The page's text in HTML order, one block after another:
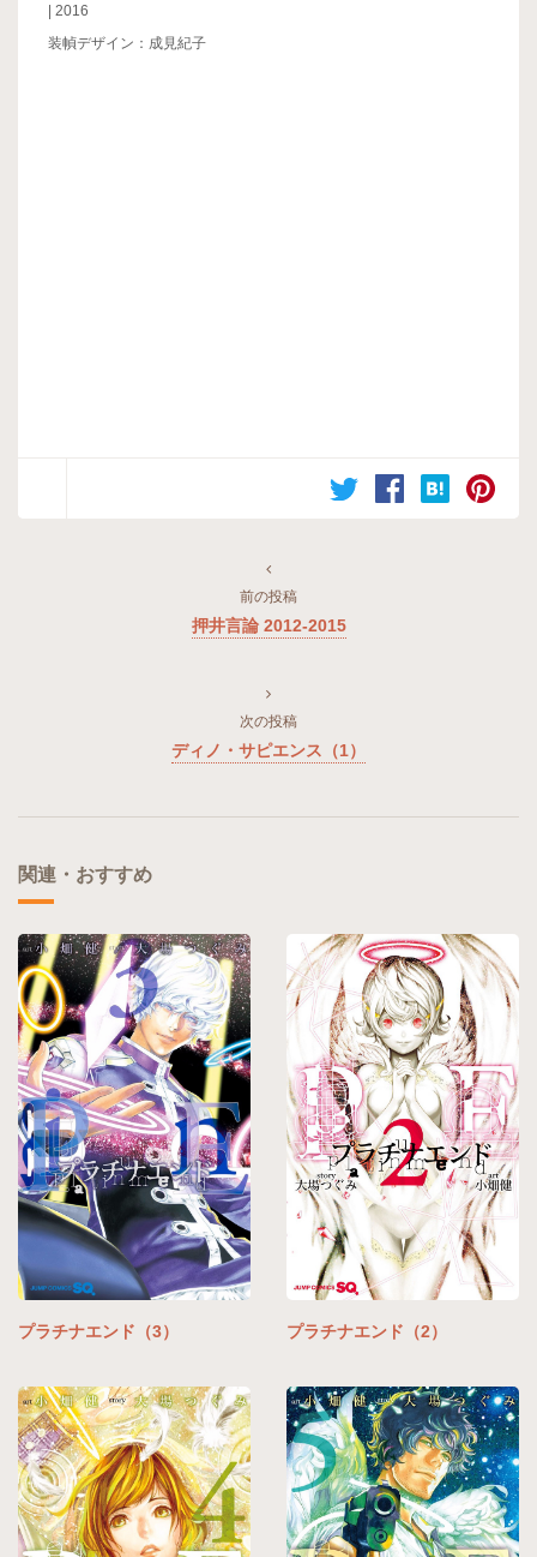
| 2016
装幀デザイン：成見紀子
前の投稿
押井言論 2012-2015
次の投稿
ディノ・サピエンス（1）
関連・おすすめ
プラチナエンド（3） プラチナエンド（2）